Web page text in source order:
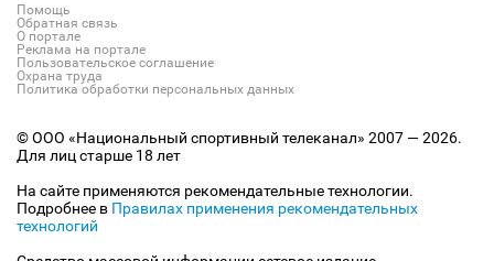
Помощь
Обратная связь
О портале
Реклама на портале
Пользовательское соглашение
Охрана труда
Политика обработки персональных данных
© ООО «Национальный спортивный телеканал» 2007 — 2026.
Для лиц старше 18 лет
На сайте применяются рекомендательные технологии.
Подробнее в Правилах применения рекомендательных
технологий